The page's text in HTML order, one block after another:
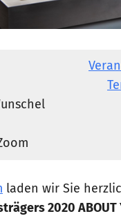
laden wir Sie
2020 ABOUT